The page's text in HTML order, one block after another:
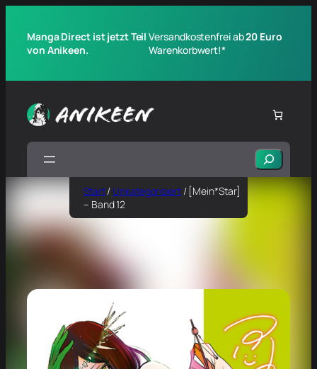
Manga Direct ist jetzt Teil
von Anikeen.
Versandkostenfrei ab20 Euro
Warenkorbwert!*
Suchen
Start/ Unkategorisiert/ [Mein*Star]
– Band 12